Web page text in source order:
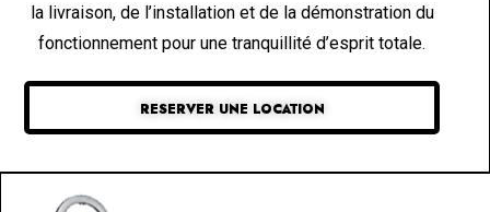
la livraison, de l’installation et de la démonstration du
fonctionnement pour une tranquillité d’esprit totale.
RESERVER UNE LOCATION